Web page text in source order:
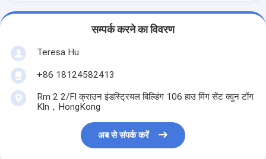
सम्पर्क करने का विवरण
Teresa Hu
+86 18124582413
Rm 2 2/Fl क्राउन इंडस्ट्रियल बिल्डिंग 106 हाउ मिंग सेंट क्वुन टोंग
Kln，HongKong
अब से संपर्क करें